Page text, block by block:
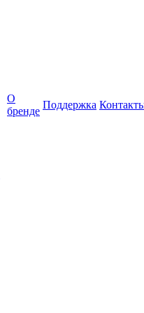
О
бренде
Поддержка